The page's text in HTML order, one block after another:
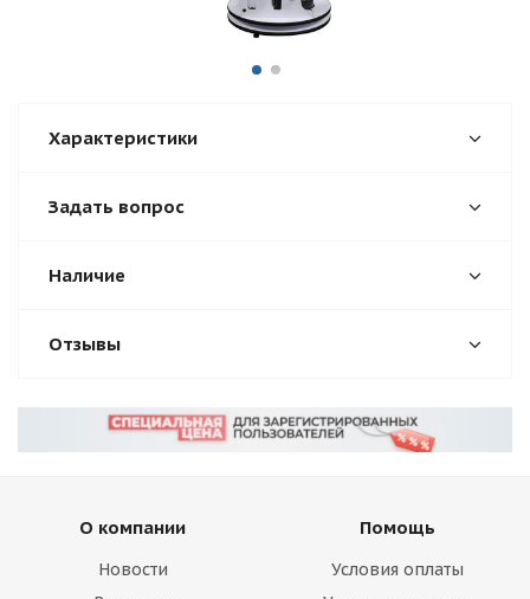
Характеристики
Задать вопрос
Наличие
Отзывы
О компании
Новости
Помощь
Условия оплаты